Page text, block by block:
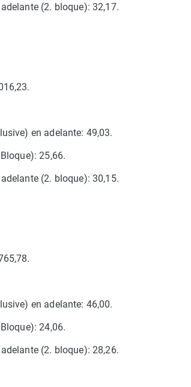
(2. bloque): 32,17.
en adelante: 49,03.
25,66.
(2. bloque): 30,15.
en adelante: 46,00.
24,06.
(2. bloque): 28,26.